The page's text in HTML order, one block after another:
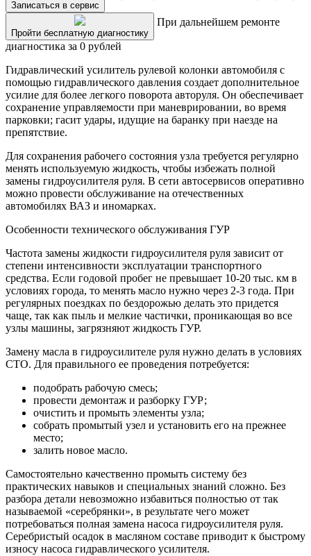
Записаться в сервис
Пройти бесплатную диагностику
При дальнейшем ремонте
диагностика за 0 рублей
Гидравлический усилитель рулевой колонки автомобиля с
помощью гидравлического давления создает дополнительное
усилие для более легкого поворота авторуля. Он обеспечивает
сохранение управляемости при маневрировании, во время
парковки; гасит удары, идущие на баранку при наезде на
препятствие.
Для сохранения рабочего состояния узла требуется регулярно
менять используемую жидкость, чтобы избежать полной
замены гидроусилителя руля. В сети автосервисов оперативно
можно провести обслуживание на отечественных
автомобилях ВАЗ и иномарках.
Особенности технического обслуживания ГУР
Частота замены жидкости гидроусилителя руля зависит от
степени интенсивности эксплуатации транспортного
средства. Если годовой пробег не превышает 10-20 тыс. км в
условиях города, то менять масло нужно через 2-3 года. При
регулярных поездках по бездорожью делать это придется
чаще, так как пыль и мелкие частички, проникающая во все
узлы машины, загрязняют жидкость ГУР.
Замену масла в гидроусилителе руля нужно делать в условиях
СТО. Для правильного ее проведения потребуется:
подобрать рабочую смесь;
провести демонтаж и разборку ГУР;
очистить и промыть элементы узла;
собрать промытый узел и установить его на прежнее
место;
залить новое масло.
Самостоятельно качественно промыть систему без
практических навыков и специальных знаний сложно. Без
разбора детали невозможно избавиться полностью от так
называемой «серебрянки», в результате чего может
потребоваться полная замена насоса гидроусилителя руля.
Серебристый осадок в масляном составе приводит к быстрому
износу насоса гидравлического усилителя.